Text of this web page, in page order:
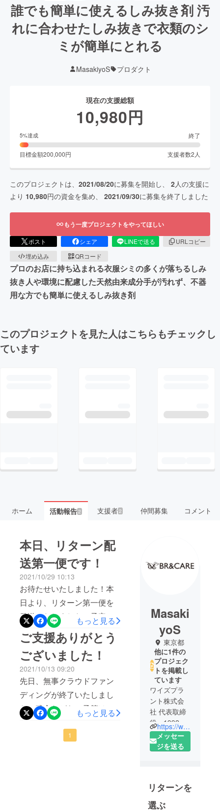
誰でも簡単に使えるしみ抜き剤 汚
れに合わせたしみ抜きで衣類のシ
ミが簡単にとれる
MasakiyoS プロダクト
現在の支援総額
10,980円
5%達成 終了
目標金額200,000円 支援者数2 人
このプロジェクトは、 2021/08/20に募集を開始し、 2人の支援に
より 10,980円の資金を集め、 2021/09/30に募集を終了しました
もう一度プロジェクトをやってほしい
ポスト シェア LINEで送る
URLコピー
埋め込み
QRコード
プロのお店に持ち込まれる衣服シミの多くが落ちるしみ
抜き人や環境に配慮した天然由来成分手が汚れず、不器
用な方でも簡単に使えるしみ抜き剤
このプロジェクトを見た人はこちらもチェックし
ています
ホーム 活動報告2 支援者2 仲間募集 コメント
本日、リターン配
送第一便です！
2021/10/29 10:13
お待たせいたしました！本
日より、リターン第一便を
発送いたしました。予定よ
りも1週間ほど早く完成しま
したので、少しでも早くお
届けできればと思い、配送
を始めさせていただきまし
た。多くの方からご支援を
いただきましたため、全員
の配送までおよそ1週間程度
かかる予定です。今しばら
くお待ちいただけますと幸
もっと見る
ご支援ありがとう
ございました！
2021/10/13 09:20
先日、無事クラウドファン
ディングが終了いたしまし
た。残念ながら、予算は達
成しませんでしたが、ご支
援いただきました方へのリ
もっと見る
1
Masaki
yoS
東京都
他に1件の
プロジェク
トを掲載し
ています
ワイズプラ
ント株式会
社 代表取締
役。1992
年、IHIグ
ループで産
部署約100名
の中から、
東京ガス
https://www.br-care.net/
メッセー
ジを送る
リターンを
選ぶ